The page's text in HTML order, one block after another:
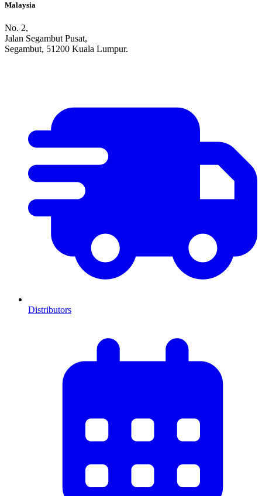
Malaysia
No. 2,
Jalan Segambut Pusat,
Segambut, 51200 Kuala Lumpur.
Distributors